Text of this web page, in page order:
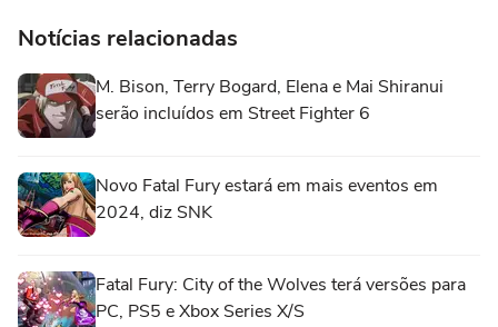
Notícias relacionadas
M. Bison, Terry Bogard, Elena e Mai Shiranui
serão incluídos em Street Fighter 6
Novo Fatal Fury estará em mais eventos em
2024, diz SNK
Fatal Fury: City of the Wolves terá versões para
PC, PS5 e Xbox Series X/S